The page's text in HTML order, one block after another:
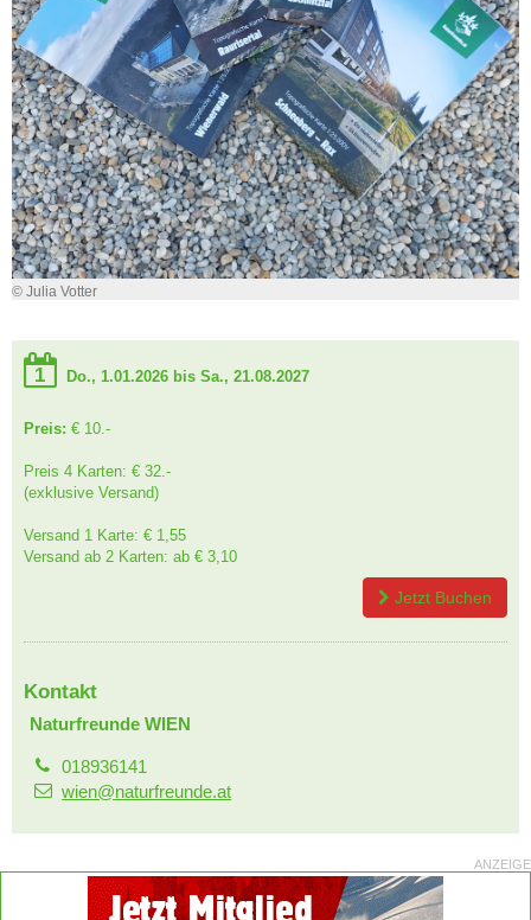
© Julia Votter
1 Do., 1.01.2026 bis Sa., 21.08.2027
Preis: € 10.-
Preis 4 Karten: € 32.-
(exklusive Versand)
Versand 1 Karte: € 1,55
Versand ab 2 Karten: ab € 3,10
Jetzt Buchen
Kontakt
Naturfreunde WIEN
018936141
wien@naturfreunde.at
ANZEIGE